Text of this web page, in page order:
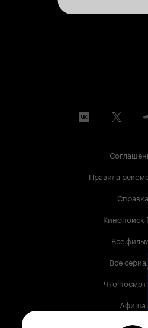
Правила
Справка
Кинопоиск
Все
Все
Что
Афиша
Музыка